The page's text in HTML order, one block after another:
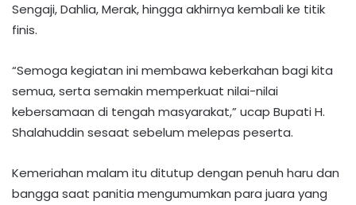
Sengaji, Dahlia, Merak, hingga akhirnya kembali ke titik
finis.
​“Semoga kegiatan ini membawa keberkahan bagi kita
semua, serta semakin memperkuat nilai-nilai
kebersamaan di tengah masyarakat,” ucap Bupati H.
Shalahuddin sesaat sebelum melepas peserta.
Kemeriahan malam itu ditutup dengan penuh haru dan
bangga saat panitia mengumumkan para juara yang